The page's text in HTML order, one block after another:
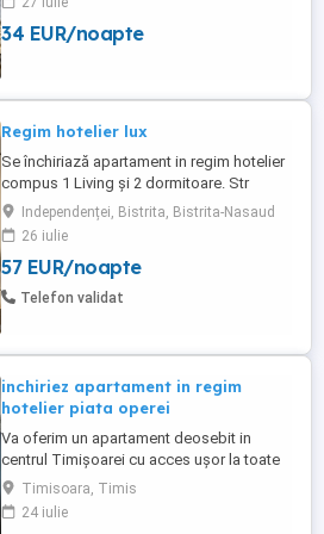
petreceri
34 EUR/noapte
Regim hotelier lux
Se închiriază apartament in regim hotelier
compus 1 Living și 2 dormitoare. Str
PietrosuIndependenței, Bistrita, Bistrita-Nasaud
26 iulie
57 EUR/noapte
Telefon validat
inchiriez apartament in regim
hotelier piata operei
Va oferim un apartament deosebit in
centrul Timișoarei cu acces ușor la toate
obiectivele turistice din zona. Locația
dispune de tot ce este necesar pentru o
ședere confortabilă și liniștită.
Timisoara, Timis
24 iulie